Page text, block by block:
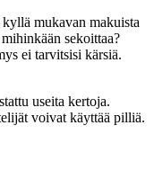
mukavan makuista
sekoittaa?
ei tarvitsisi kärsiä.
useita kertoja.
voivat käyttää pilliä.